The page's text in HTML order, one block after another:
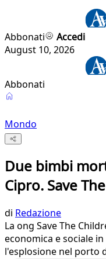
Abbonati
Accedi
August 10, 2026
Abbonati
Mondo
Due bimbi
Cipro. Save
di Redazione
La ong Save The
economica e sociale
l'esplosione nel porto